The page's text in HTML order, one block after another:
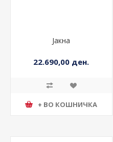
Јакна
22.690,00 ден.
+ ВО КОШНИЧКА